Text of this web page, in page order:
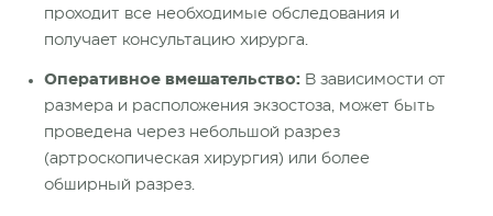
проходит все необходимые обследования и
получает консультацию хирурга.
Оперативное вмешательство: В зависимости от
размера и расположения экзостоза, может быть
проведена через небольшой разрез
(артроскопическая хирургия) или более
обширный разрез.